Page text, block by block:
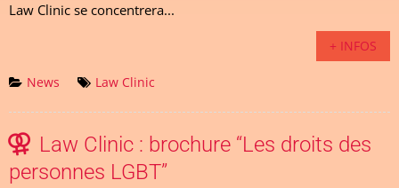
Law Clinic se concentrera...
+ INFOS
News Law Clinic
Law Clinic : brochure “Les droits des
personnes LGBT”